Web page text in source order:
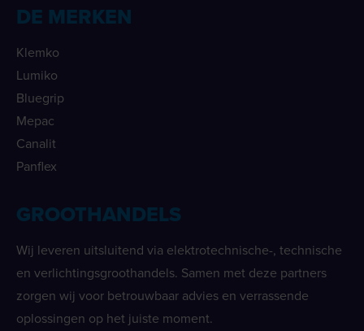
DE MERKEN
Klemko
Lumiko
Bluegrip
Mepac
Canalit
Panflex
GROOTHANDELS
Wij leveren uitsluitend via elektrotechnische-, technische
en verlichtingsgroothandels. Samen met deze partners
zorgen wij voor betrouwbaar advies en verrassende
oplossingen op het juiste moment.